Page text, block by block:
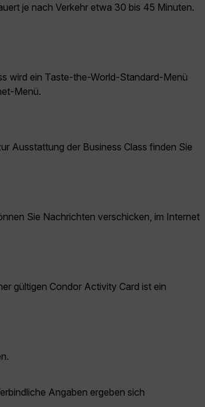
je nach Verkehr etwa 30 bis 45 Minuten.
wird ein Taste-the-World-Standard-Menü
Menü.
Ausstattung der Business Class finden Sie
Sie Nachrichten verschicken, im Internet
gültigen Condor Activity Card ist ein
Angaben ergeben sich